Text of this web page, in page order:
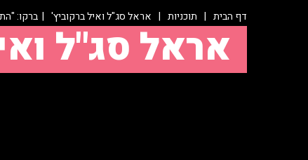
דף הבית | תוכניות | אראל סג"ל ואיל ברקוביץ' | ברקו:
אראל סג"ל